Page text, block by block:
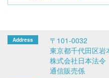
〒101-0032
東京都千代田区岩
株式会社日本法令
通信販売係